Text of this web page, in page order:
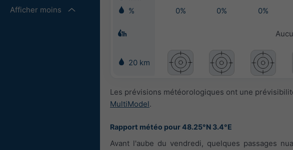
Afficher moins
%
0% 0% 0%
20 km
Les prévisions météorologiques ont une
MultiModel.
Rapport météo pour 48.25°N 3.4°E
Avant l'aube du vendredi, quelques passages